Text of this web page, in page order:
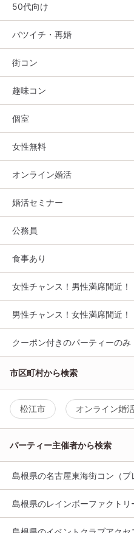
50代向け
バツイチ・再婚
街コン
趣味コン
個室
女性無料
オンライン婚活
婚活セミナー
公務員
食事あり
女性チャンス！男性満席間近！
男性チャンス！女性満席間近！
クーポン付きのパーティーのみ
市区町村から検索
松江市 オンライン婚
パーティー主催者から検索
島根県の名古屋東海街コン（プ
島根県のレインボーファクトリ